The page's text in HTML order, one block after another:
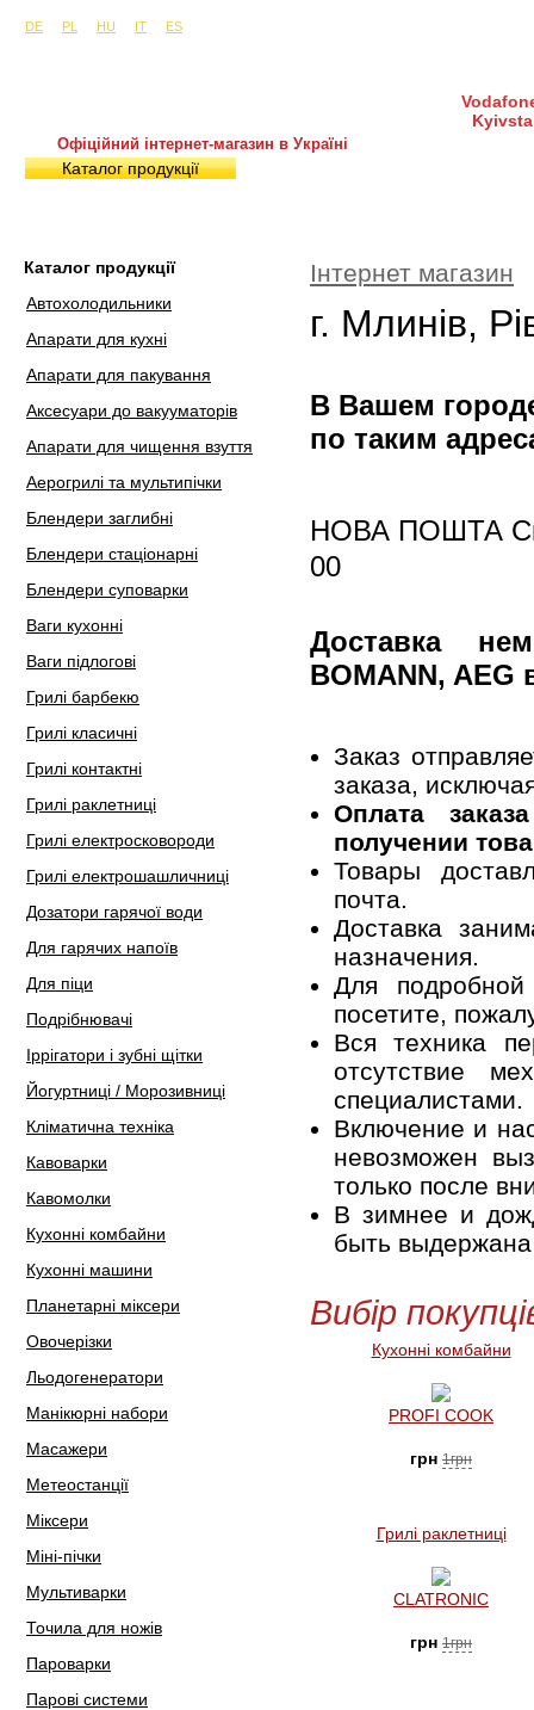
DE
PL HU IT ES
Офіційний інтернет-магазин в Україні
Каталог продукції
Каталог продукції
Автохолодильники
Апарати для кухні
Апарати для пакування
Аксесуари до вакууматорів
Апарати для чищення взуття
Аерогрилі та мультипічки
Блендери заглибні
Блендери стаціонарні
Блендери суповарки
Ваги кухонні
Ваги підлогові
Грилі барбекю
Грилі класичні
Грилі контактні
Грилі раклетниці
Грилі електросковороди
Грилі електрошашличниці
Дозатори гарячої води
Для гарячих напоїв
Для піци
Подрібнювачі
Іррігатори і зубні щітки
Йогуртниці / Морозивниці
Кліматична техніка
Кавоварки
Кавомолки
Кухонні комбайни
Кухонні машини
Планетарні міксери
Овочерізки
Льодогенератори
Манікюрні набори
Масажери
Метеостанції
Міксери
Міні-пічки
Мультиварки
Точила для ножів
Пароварки
Парові системи
Інтернет магазин
г. Млинів,
В Вашем
по таким
НОВА ПОШТА
00
Доставка
BOMANN, AEG
Заказ
заказа,
Оплата
получении
Товары
почта.
Доставка
назначения.
Для
посетите,
Вся техника
отсутствие
специалистами.
Включение и
невозможен
только после
В зимнее и
быть
Вибір
Кухонні комбайни
PROFI COOK
грн 1грн
Грилі раклетниці
CLATRONIC
грн 1грн